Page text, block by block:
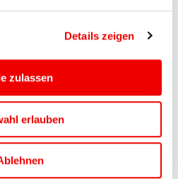
Details zeigen
zulassen
erlauben
Wir gestalten die
von